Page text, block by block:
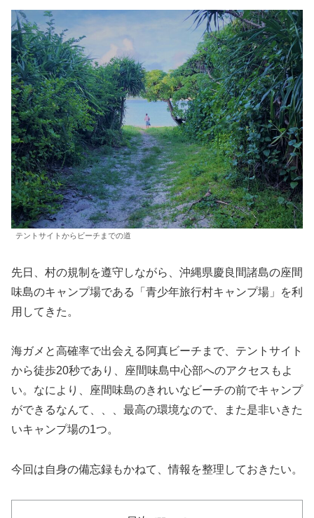
テントサイトからビーチまでの道
先日、村の規制を遵守しながら、沖縄県慶良間諸島の座間
味島のキャンプ場である「青少年旅行村キャンプ場」を利
用してきた。
海ガメと高確率で出会える阿真ビーチまで、テントサイト
から徒歩20秒であり、座間味島中心部へのアクセスもよ
い。なにより、座間味島のきれいなビーチの前でキャンプ
ができるなんて、、、最高の環境なので、また是非いきた
いキャンプ場の1つ。
今回は自身の備忘録もかねて、情報を整理しておきたい。